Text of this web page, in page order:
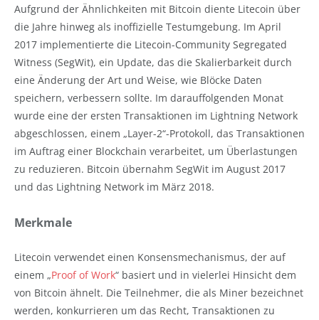
Aufgrund der Ähnlichkeiten mit Bitcoin diente Litecoin über
die Jahre hinweg als inoffizielle Testumgebung. Im April
2017 implementierte die Litecoin-Community Segregated
Witness (SegWit), ein Update, das die Skalierbarkeit durch
eine Änderung der Art und Weise, wie Blöcke Daten
speichern, verbessern sollte. Im darauffolgenden Monat
wurde eine der ersten Transaktionen im Lightning Network
abgeschlossen, einem „Layer-2“-Protokoll, das Transaktionen
im Auftrag einer Blockchain verarbeitet, um Überlastungen
zu reduzieren. Bitcoin übernahm SegWit im August 2017
und das Lightning Network im März 2018.
Merkmale
Litecoin verwendet einen Konsensmechanismus, der auf
einem „Proof of Work“ basiert und in vielerlei Hinsicht dem
von Bitcoin ähnelt. Die Teilnehmer, die als Miner bezeichnet
werden, konkurrieren um das Recht, Transaktionen zu